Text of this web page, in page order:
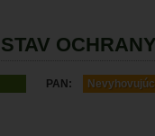
PAN: